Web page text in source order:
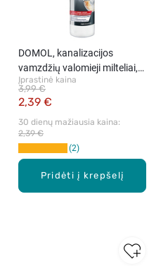
Pridėti į krepšelį
DOMOL, kanalizacijos
vamzdžių valomieji milteliai,
600 g
Įprastinė kaina
2,39 €
3,99 €
30 dienų mažiausia kaina:
2,39 €
2